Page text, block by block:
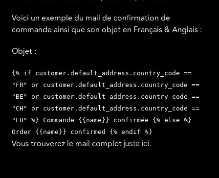
Voici un exemple du mail de confirmation de
commande ainsi que son objet en Français & Anglais :
Objet :
{% if customer.default_address.country_code ==
"FR" or customer.default_address.country_code ==
"BE" or customer.default_address.country_code ==
"CH" or customer.default_address.country_code ==
"LU" %} Commande {{name}} confirmée {% else %}
Order {{name}} confirmed {% endif %}
Vous trouverez le mail complet juste ici.